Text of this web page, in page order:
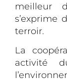
meilleur
s’exprime
terroir.
La
activité